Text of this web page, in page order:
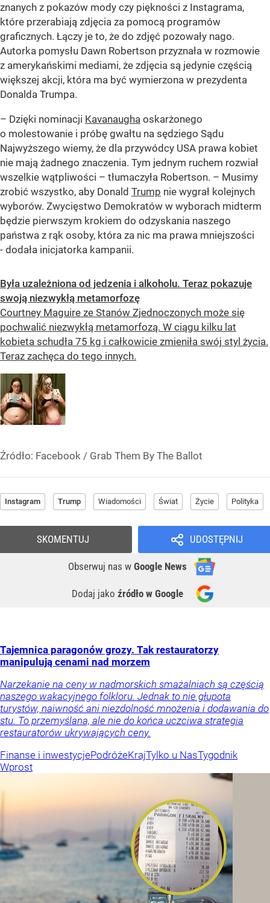
znanych z pokazów mody czy piękności z Instagrama,
które przerabiają zdjęcia za pomocą programów
graficznych. Łączy je to, że do zdjęć pozowały nago.
Autorka pomysłu Dawn Robertson przyznała w rozmowie
z amerykańskimi mediami, że zdjęcia są jedynie częścią
większej akcji, która ma być wymierzona w prezydenta
Donalda Trumpa.
– Dzięki nominacji Kavanaugha oskarżonego
o molestowanie i próbę gwałtu na sędziego Sądu
Najwyższego wiemy, że dla przywódcy USA prawa kobiet
nie mają żadnego znaczenia. Tym jednym ruchem rozwiał
wszelkie wątpliwości – tłumaczyła Robertson. – Musimy
zrobić wszystko, aby Donald Trump nie wygrał kolejnych
wyborów. Zwycięstwo Demokratów w wyborach midterm
będzie pierwszym krokiem do odzyskania naszego
państwa z rąk osoby, która za nic ma prawa mniejszości
- dodała inicjatorka kampanii.
Była uzależniona od jedzenia i alkoholu. Teraz pokazuje
swoją niezwykłą metamorfozę
Courtney Maguire ze Stanów Zjednoczonych może się
pochwalić niezwykłą metamorfozą. W ciągu kilku lat
kobieta schudła 75 kg i całkowicie zmieniła swój styl życia.
Teraz zachęca do tego innych.
Źródło: Facebook / Grab Them By The Ballot
Instagram Trump Wiadomości Świat Życie Polityka
UDOSTĘPNIJ
Obserwuj nas w Google News
Dodaj jako źródło w Google
SKOMENTUJ
Tajemnica paragonów grozy. Tak restauratorzy
manipulują cenami nad morzem
Narzekanie na ceny w nadmorskich smażalniach są częścią
naszego wakacyjnego folkloru. Jednak to nie głupota
turystów, naiwność ani niezdolność mnożenia i dodawania do
stu. To przemyślana, ale nie do końca uczciwa strategia
restauratorów ukrywających ceny.
Finanse i inwestycjePodróżeKrajTylko u NasTygodnik
Wprost